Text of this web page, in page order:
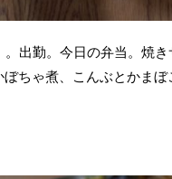
。出勤。今日の弁当。焼
ぼちゃ煮、こんぶとかまぼ